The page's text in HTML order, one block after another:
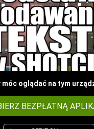
móc oglądać na tym
BEZPŁATNĄ